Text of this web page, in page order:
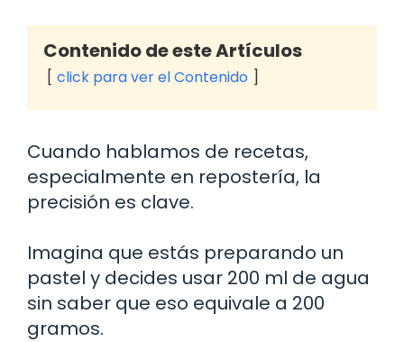
Contenido de este Artículos
click para ver el Contenido
Cuando hablamos de recetas,
especialmente en repostería, la
precisión es clave.
Imagina que estás preparando un
pastel y decides usar 200 ml de agua
sin saber que eso equivale a 200
gramos.